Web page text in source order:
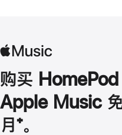
购买 HomePod
Apple Music
月 脚
⁺。